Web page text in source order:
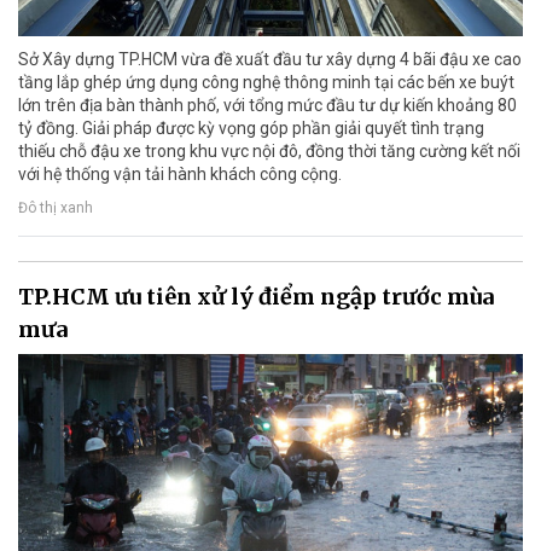
Sở Xây dựng TP.HCM vừa đề xuất đầu tư xây dựng 4 bãi đậu xe cao
tầng lắp ghép ứng dụng công nghệ thông minh tại các bến xe buýt
lớn trên địa bàn thành phố, với tổng mức đầu tư dự kiến khoảng 80
tỷ đồng. Giải pháp được kỳ vọng góp phần giải quyết tình trạng
thiếu chỗ đậu xe trong khu vực nội đô, đồng thời tăng cường kết nối
với hệ thống vận tải hành khách công cộng.
Đô thị xanh
TP.HCM ưu tiên xử lý điểm ngập trước mùa
mưa